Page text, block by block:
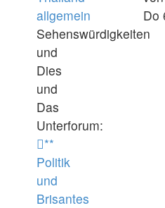
allgemein
Sehenswürdigkeiten
und
Dies
und
Das
Unterforum:
**
Politik
und
Brisantes
Do